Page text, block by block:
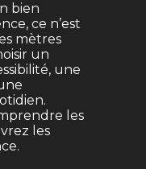
bien
ce n’est
mètres
un
une
les
les
.